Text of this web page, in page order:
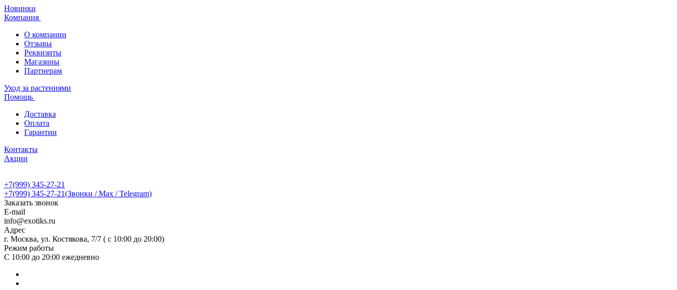
Новинки
Компания
О компании
Отзывы
Реквизиты
Магазины
Партнерам
Уход за растениями
Помощь
Доставка
Оплата
Гарантии
Контакты
Акции
+7(999) 345-27-21
+7(999) 345-27-21(Звонки / Max / Telegram)
Заказать звонок
E-mail
info@exotiks.ru
Адрес
г. Москва, ул. Костякова, 7/7 ( с 10:00 до 20:00)
Режим работы
С 10:00 до 20:00 ежедневно